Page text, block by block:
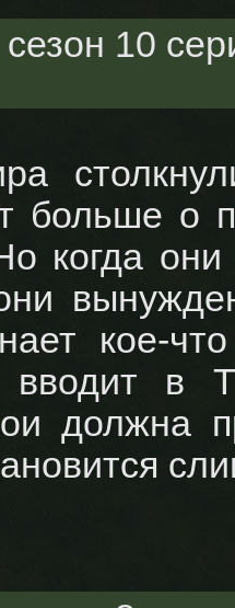
сезон 10
больше о
когда они
кое-
вводит в
должна